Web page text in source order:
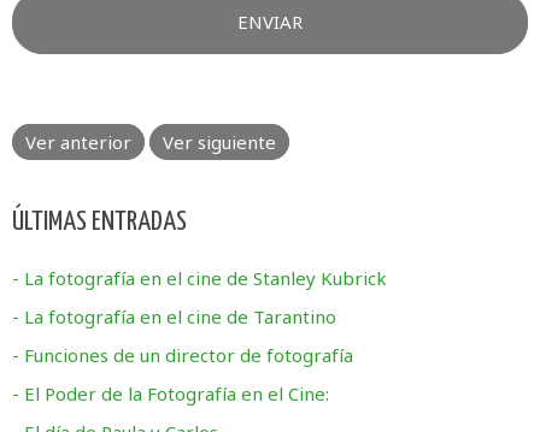
Ver anterior Ver siguiente
ÚLTIMAS ENTRADAS
- La fotografía en el cine de Stanley Kubrick
- La fotografía en el cine de Tarantino
- Funciones de un director de fotografía
- El Poder de la Fotografía en el Cine: